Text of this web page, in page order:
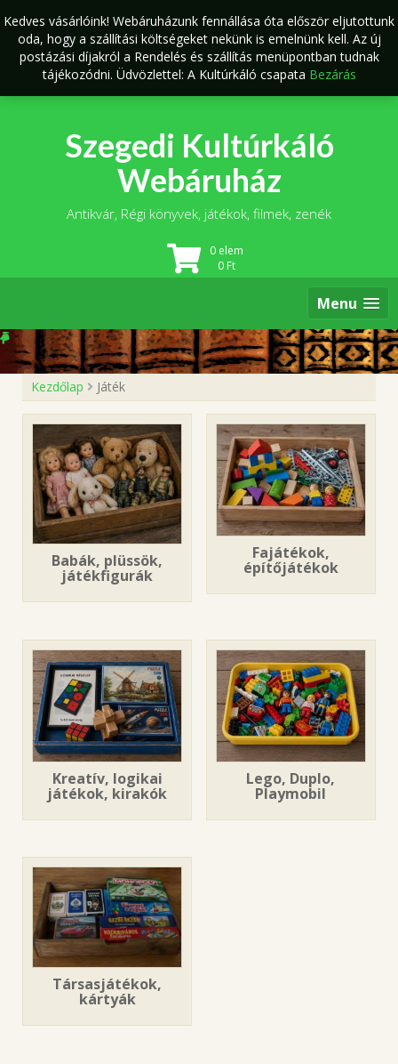
to
content
Szegedi Kultúrkáló
Webáruház
Antikvár, Régi könyvek, játékok, filmek, zenék
0 elem
0 Ft
Menu
Kezdőlap Játék
Babák, plüssök,
játékfigurák
Fajátékok,
építőjátékok
Kreatív, logikai
játékok, kirakók
Lego, Duplo,
Playmobil
Társasjátékok,
kártyák
Kedves vásárlóink! Webáruházunk fennállása óta először eljutottunk
oda, hogy a szállítási költségeket nekünk is emelnünk kell. Az új
postázási díjakról a Rendelés és szállítás menüpontban tudnak
tájékozódni. Üdvözlettel: A Kultúrkáló csapata Bezárás